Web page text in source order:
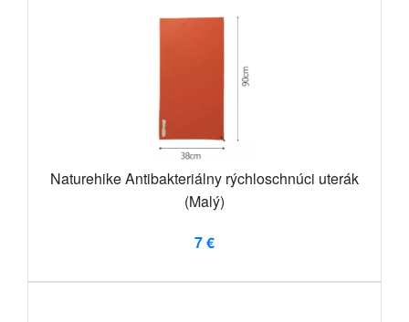
Naturehike Antibakteriálny rýchloschnúci uterák
(Malý)
7 €